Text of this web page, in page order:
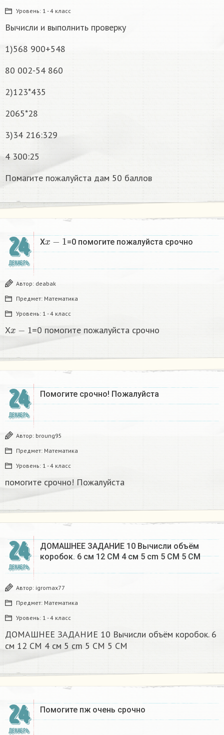
Уровень: 1 - 4 класс
Вычисли и выполнить проверку
1)568 900+548
80 002-54 860
2)123*435
2065*28
3)34 216:329
4 300:25
Помагите пожалуйста дам 50 баллов
24
ДЕКАБРЬ
X
x−1
=0 помогите пожалуйста срочно
Автор: deabak
Предмет: Математика
Уровень: 1 - 4 класс
X =0 помогите пожалуйста срочно
24
ДЕКАБРЬ
Помогите срочно! Пожалуйста
Автор: broung95
Предмет: Математика
Уровень: 1 - 4 класс
помогите срочно! Пожалуйста
24
ДЕКАБРЬ
ДОМАШНЕЕ ЗАДАНИЕ 10 Вычисли объём
коробок. 6 см 12 CM 4 см 5 cm 5 CM 5 CM​
Автор: igromax77
Предмет: Математика
Уровень: 1 - 4 класс
ДОМАШНЕЕ ЗАДАНИЕ 10 Вычисли объём коробок. 6
см 12 CM 4 см 5 cm 5 CM 5 CM​
24
ДЕКАБРЬ
Помогите пж очень срочно​